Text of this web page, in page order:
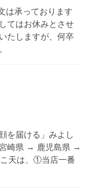
は承っております
てはお休みとさせ
たしますが、何卒
を届ける」みよし
崎県 → 鹿児島県 →
天は、①当店一番